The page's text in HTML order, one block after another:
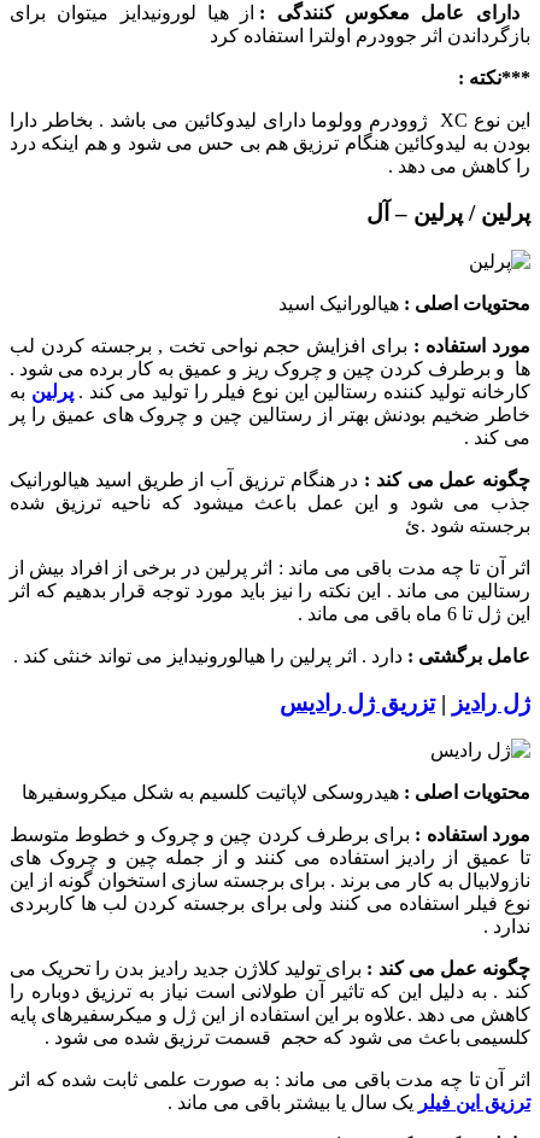
دارای عامل معکوس کنندگی : از هیا لورونیدایز میتوان برای
بازگرداندن اثر جوودرم اولترا استفاده کرد
***نکته :
این نوع XC ژوودرم وولوما دارای لیدوکائین می باشد . بخاطر دارا
بودن به لیدوکائین هنگام ترزیق هم بی حس می شود و هم اینکه درد
را کاهش می دهد .
پرلین / پرلین – آل
محتویات اصلی : هیالورانیک اسید
مورد استفاده : برای افزایش حجم نواحی تخت , برجسته کردن لب
ها و برطرف کردن چین و چروک ریز و عمیق به کار برده می شود .
کارخانه تولید کننده رستالین این نوع فیلر را تولید می کند .پرلین به
خاطر ضخیم بودنش بهتر از رستالین چین و چروک های عمیق را پر
می کند .
چگونه عمل می کند : در هنگام ترزیق آب از طریق اسید هیالورانیک
جذب می شود و این عمل باعث میشود که ناحیه ترزیق شده
برجسته شود .ئ
اثر آن تا چه مدت باقی می ماند : اثر پرلین در برخی از افراد بیش از
رستالین می ماند . این نکته را نیز باید مورد توجه قرار بدهیم که اثر
این ژل تا 6 ماه باقی می ماند .
عامل برگشتی : دارد . اثر پرلین را هیالورونیدایز می تواند خنثی کند .
ژل رادیز |تزریق ژل رادیس
محتویات اصلی : هیدروسکی لاپاتیت کلسیم به شکل میکروسفیرها
مورد استفاده : برای برطرف کردن چین و چروک و خطوط متوسط
تا عمیق از رادیز استفاده می کنند و از جمله چین و چروک های
نازولابیال به کار می برند . برای برجسته سازی استخوان گونه از این
نوع فیلر استفاده می کنند ولی برای برجسته کردن لب ها کاربردی
ندارد .
چگونه عمل می کند : برای تولید کلاژن جدید رادیز بدن را تحریک می
کند . به دلیل این که تاثیر آن طولانی است نیاز به ترزیق دوباره را
کاهش می دهد .علاوه بر این استفاده از این ژل و میکرسفیرهای پایه
کلسیمی باعث می شود که حجم قسمت ترزیق شده می شود .
اثر آن تا چه مدت باقی می ماند : به صورت علمی ثابت شده که اثر
ترزیق این فیلر یک سال یا بیشتر باقی می ماند .